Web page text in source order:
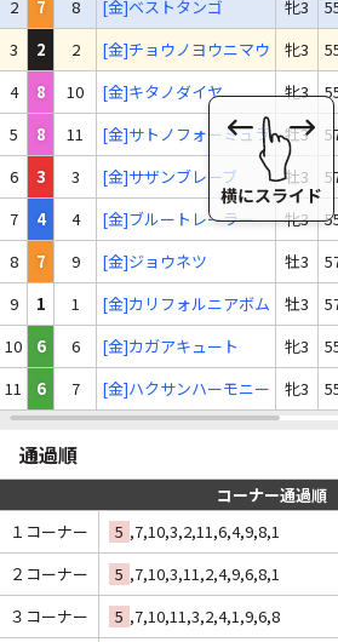
2
7 8 [金]ベストタンゴ 牝3
3
2 2 [金]チョウノヨウニマウ 牝3
4
8 10 [金]キタノダイヤ 牝3
5
8 11 [金]サトノフォーミュラ 牡3
6
3 3 [金]サザンブレーブ 牡3
7
4 4 [金]ブルートレーラー 牝3
8
7 9 [金]ジョウネツ 牡3
9
1 1 [金]カリフォルニアボム 牡3
10
6 6 [金]カガアキュート 牝3
11
6 7 [金]ハクサンハーモニー 牝3
通過順
コーナー通過順
１コーナー
5 ,7,10,3,2,11,6,4,9,8,1
２コーナー
5 ,7,10,3,11,2,4,9,6,8,1
３コーナー
5 ,7,10,11,3,2,4,1,9,6,8